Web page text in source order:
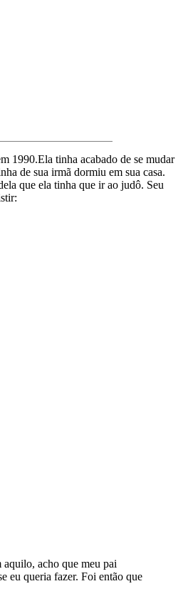
1990.Ela tinha acabado de se mudar
de sua irmã dormiu em sua casa.
que ela tinha que ir ao judô. Seu
aquilo, acho que meu pai
eu queria fazer. Foi então que